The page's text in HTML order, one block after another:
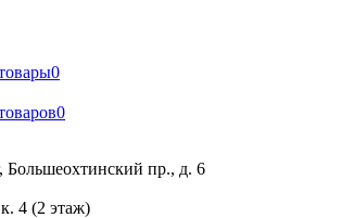
0
0
Большеохтинский пр., д. 6
4 (2 этаж)